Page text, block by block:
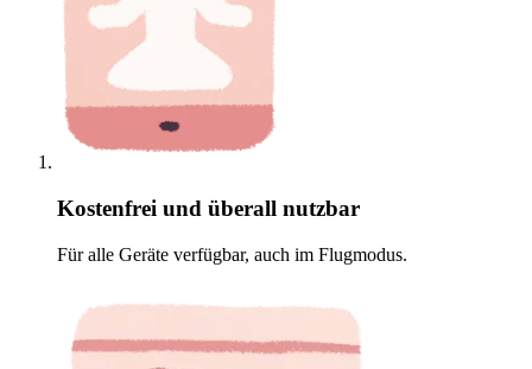
Kostenfrei und überall nutzbar
Für alle Geräte verfügbar, auch im Flugmodus.